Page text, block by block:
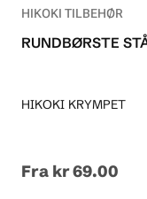
HIKOKI TILBEHØR
RUNDBØRSTE
HIKOKI KRYMPET
Fra kr 69.00